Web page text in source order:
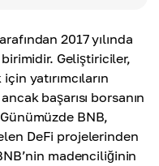
2017 yılında
Geliştiriciler,
yatırımcıların
başarısı borsanın
BNB,
DeFi projelerinden
madenciliğinin